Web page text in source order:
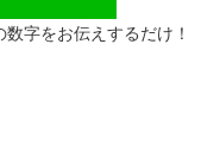
字をお伝えするだけ！